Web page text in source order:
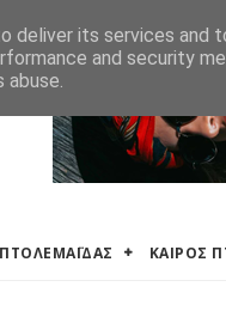
ΔΡΟΜΟΛΟΓΙΑ
ΠΤΟΛΕΜΑΪΔΑΣ ΚΑΙΡΟΣ
deliver its services and
and security